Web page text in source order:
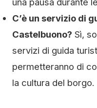
C’è un servizio di
Castelbuono? Sì,
servizi di guida
permetteranno di
la cultura del borgo.